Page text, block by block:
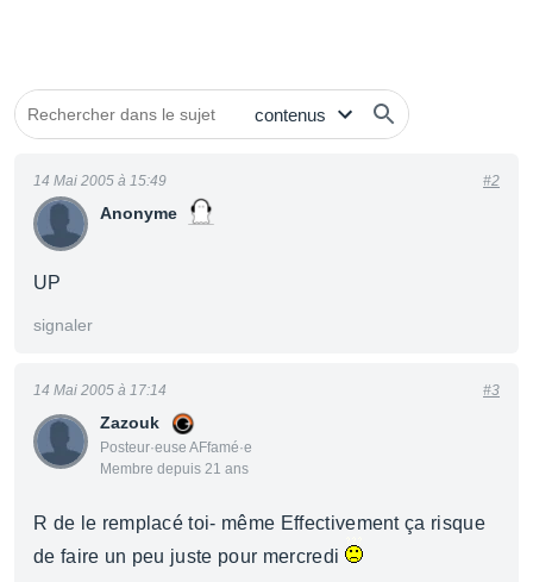
Anonyme
14 Mai 2005 à 15:49 #2
UP
signaler
Zazouk
Posteur·euse AFfamé·e
Membre depuis 21 ans
14 Mai 2005 à 17:14 #3
R de le remplacé toi- même Effectivement ça risque
de faire un peu juste pour mercredi